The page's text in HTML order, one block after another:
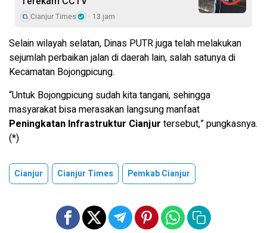
Cianjur Times 13 jam
Selain wilayah selatan, Dinas PUTR juga telah melakukan
sejumlah perbaikan jalan di daerah lain, salah satunya di
Kecamatan Bojongpicung.
“Untuk Bojongpicung sudah kita tangani, sehingga
masyarakat bisa merasakan langsung manfaat
Peningkatan Infrastruktur Cianjur tersebut,” pungkasnya.
(*)
Cianjur Cianjur Times Pemkab Cianjur